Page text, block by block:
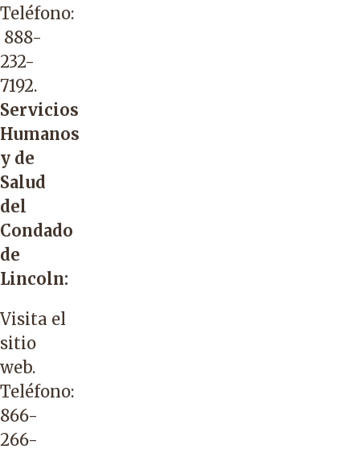
Teléfono:
888-
232-
7192.
Servicios
Humanos
y de
Salud
del
Condado
de
Lincoln:
Visita el
sitio
web.
Teléfono:
866-
266-